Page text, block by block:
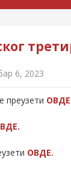
6, 2023
преузети
ОВДЕ.